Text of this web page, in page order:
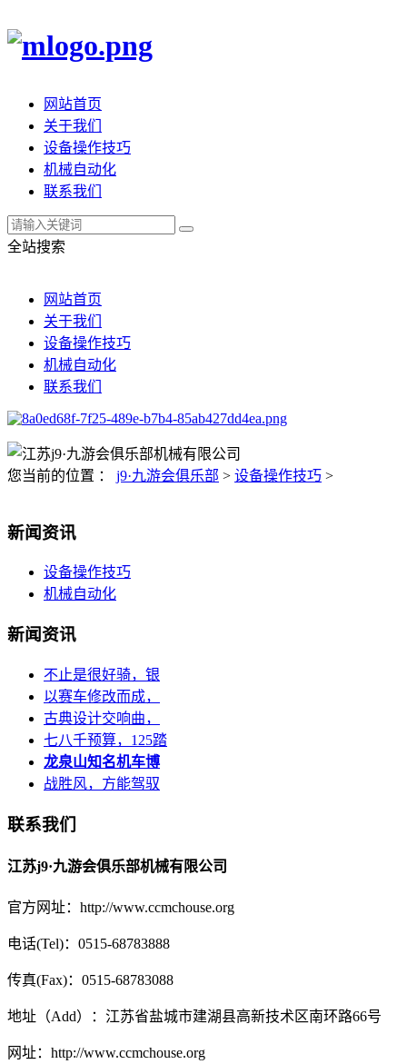
网站首页
关于我们
设备操作技巧
机械自动化
联系我们
全站搜索
网站首页
关于我们
设备操作技巧
机械自动化
联系我们
您当前的位置 ： j9·九游会俱乐部 > 设备操作技巧 >
新闻资讯
设备操作技巧
机械自动化
新闻资讯
不止是很好骑，银
以赛车修改而成，
古典设计交响曲，
七八千预算，125踏
龙泉山知名机车博
战胜风，方能驾驭
联系我们
江苏j9·九游会俱乐部机械有限公司
官方网址：http://www.ccmchouse.org
电话(Tel)：0515-68783888
传真(Fax)：0515-68783088
地址（Add）：江苏省盐城市建湖县高新技术区南环路66号
网址：http://www.ccmchouse.org